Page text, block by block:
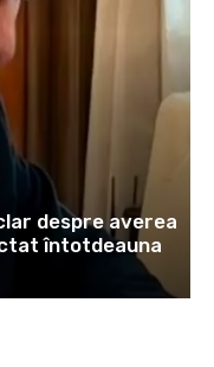
despre averea
întotdeauna